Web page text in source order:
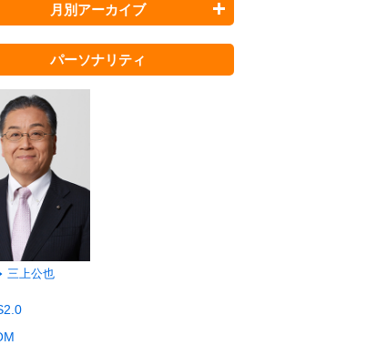
月別アーカイブ
パーソナリティ
三上公也